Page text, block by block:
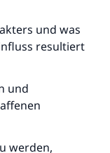
und was
resultiert
und
werden,
eine